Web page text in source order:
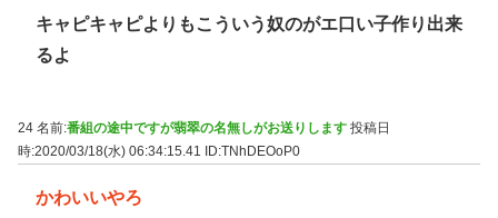
キャピキャピよりもこういう奴のがエ口い子作り出来
るよ
24 名前:番組の途中ですが翡翠の名無しがお送りします 投稿日
時:2020/03/18(水) 06:34:15.41
ID:TNhDEOoP0
かわいいやろ